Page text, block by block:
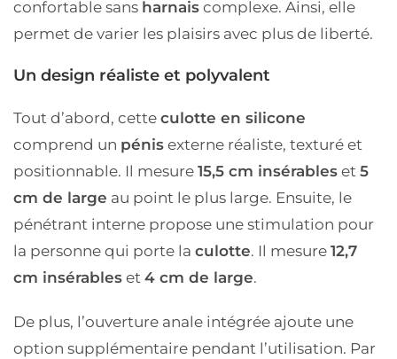
confortable sans harnais complexe. Ainsi, elle
permet de varier les plaisirs avec plus de liberté.
Un design réaliste et polyvalent
Tout d’abord, cette culotte en silicone
comprend un pénis externe réaliste, texturé et
positionnable. Il mesure 15,5 cm insérables et 5
cm de large au point le plus large. Ensuite, le
pénétrant interne propose une stimulation pour
la personne qui porte la culotte. Il mesure 12,7
cm insérables et 4 cm de large.
De plus, l’ouverture anale intégrée ajoute une
option supplémentaire pendant l’utilisation. Par